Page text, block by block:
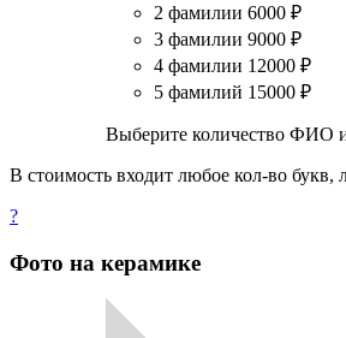
2 фамилии 6000 ₽
3 фамилии 9000 ₽
4 фамилии 12000 ₽
5 фамилий 15000 ₽
Выберите количество ФИО
В стоимость входит любое кол-во
?
Фото на керамике